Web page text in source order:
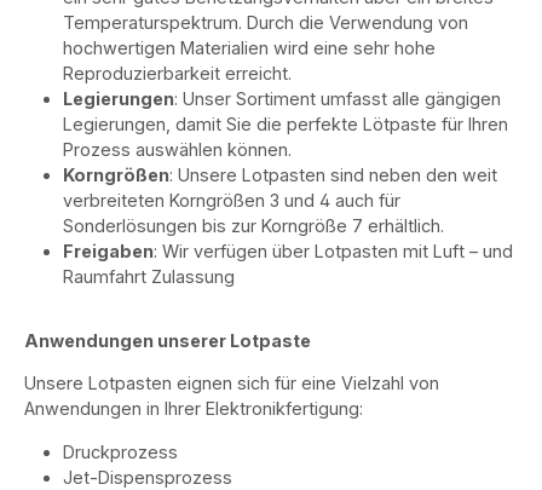
Temperaturspektrum. Durch die Verwendung von
hochwertigen Materialien wird eine sehr hohe
Reproduzierbarkeit erreicht.
Legierungen: Unser Sortiment umfasst alle gängigen
Legierungen, damit Sie die perfekte Lötpaste für Ihren
Prozess auswählen können.
Korngrößen: Unsere Lotpasten sind neben den weit
verbreiteten Korngrößen 3 und 4 auch für
Sonderlösungen bis zur Korngröße 7 erhältlich.
Freigaben: Wir verfügen über Lotpasten mit Luft – und
Raumfahrt Zulassung
Anwendungen unserer Lotpaste
Unsere Lotpasten eignen sich für eine Vielzahl von
Anwendungen in Ihrer Elektronikfertigung:
Druckprozess
Jet-Dispensprozess